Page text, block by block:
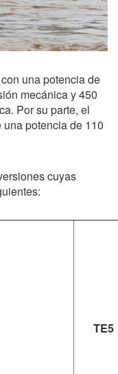
una potencia de
mecánica y 450
Por su parte, el
potencia de 110
cuyas
TE5